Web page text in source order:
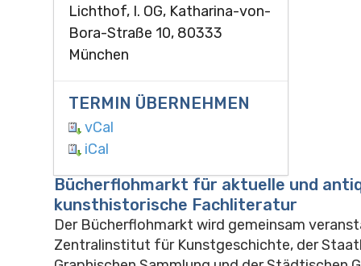
Lichthof, I. OG, Katharina-von-
Bora-Straße 10, 80333
München
TERMIN ÜBERNEHMEN
vCal
iCal
Bücherflohmarkt für aktuelle und
kunsthistorische Fachliteratur
Der Bücherflohmarkt wird gemeinsam
Zentralinstitut für Kunstgeschichte, der